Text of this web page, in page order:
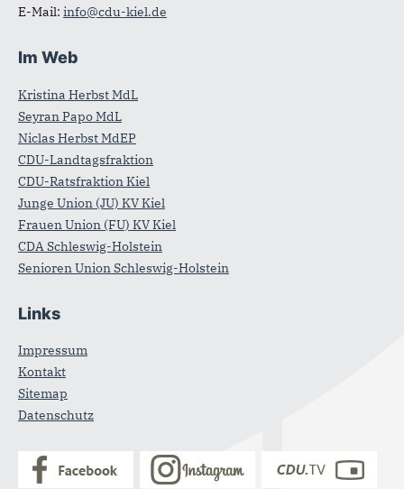
E-Mail: info@cdu-kiel.de
Im Web
Kristina Herbst MdL
Seyran Papo MdL
Niclas Herbst MdEP
CDU-Landtagsfraktion
CDU-Ratsfraktion Kiel
Junge Union (JU) KV Kiel
Frauen Union (FU) KV Kiel
CDA Schleswig-Holstein
Senioren Union Schleswig-Holstein
Links
Impressum
Kontakt
Sitemap
Datenschutz